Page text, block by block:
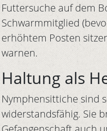
Futtersuche auf dem
Schwarmmitglied
erhöhtem Posten
warnen.
Haltung als
Nymphensittiche sind
widerstandsfähig. Sie